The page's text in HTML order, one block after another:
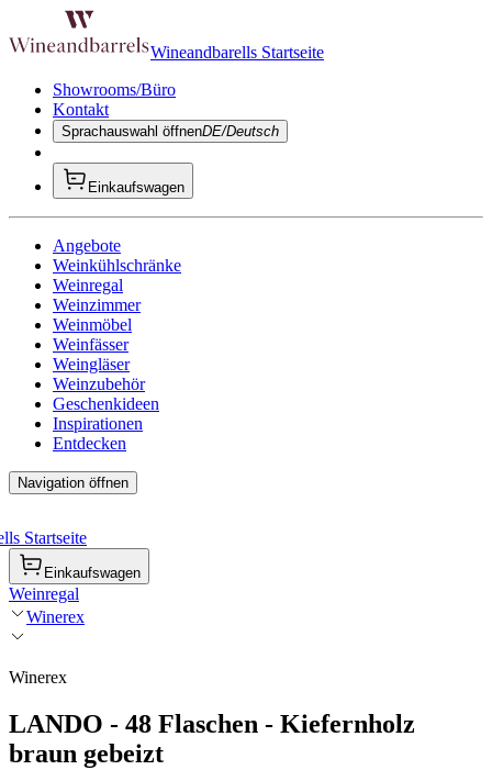
Wineandbarells Startseite
Showrooms/Büro
Kontakt
Sprachauswahl öffnenDE/Deutsch
Einkaufswagen
Angebote
Weinkühlschränke
Weinregal
Weinzimmer
Weinmöbel
Weinfässer
Weingläser
Weinzubehör
Geschenkideen
Inspirationen
Entdecken
Navigation öffnen
Startseite
Einkaufswagen
Weinregal
Winerex
Winerex
LANDO - 48 Flaschen - Kiefernholz
braun gebeizt